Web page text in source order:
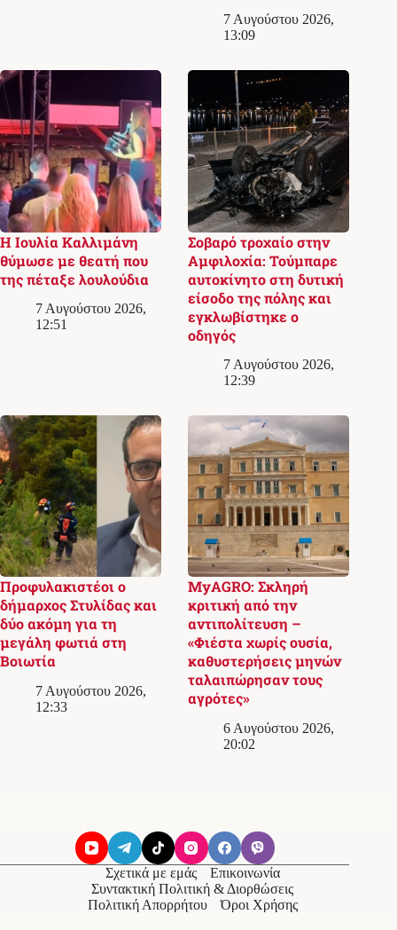
7 Αυγούστου 2026,
13:09
Η Ιουλία Καλλιμάνη
θύμωσε με θεατή που
της πέταξε λουλούδια
7 Αυγούστου 2026,
12:51
Σοβαρό τροχαίο στην
Αμφιλοχία: Τούμπαρε
αυτοκίνητο στη δυτική
είσοδο της πόλης και
εγκλωβίστηκε ο
οδηγός
7 Αυγούστου 2026,
12:39
Προφυλακιστέοι ο
δήμαρχος Στυλίδας και
δύο ακόμη για τη
μεγάλη φωτιά στη
Βοιωτία
7 Αυγούστου 2026,
12:33
MyAGRO: Σκληρή
κριτική από την
αντιπολίτευση –
«Φιέστα χωρίς ουσία,
καθυστερήσεις μηνών
ταλαιπώρησαν τους
αγρότες»
6 Αυγούστου 2026,
20:02
Σχετικά με εμάς
Επικοινωνία
Συντακτική Πολιτική & Διορθώσεις
Πολιτική Απορρήτου
Όροι Χρήσης